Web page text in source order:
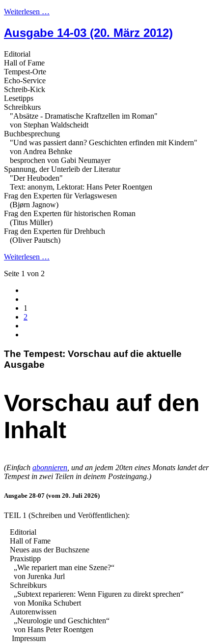
Weiterlesen …
Ausgabe 14-03 (20. März 2012)
Editorial
Hall of Fame
Tempest-Orte
Echo-Service
Schreib-Kick
Lesetipps
Schreibkurs
"Absätze - Dramatische Kraftzellen im Roman"
von Stephan Waldscheidt
Buchbesprechung
"Und was passiert dann? Geschichten erfinden mit Kindern"
von Andrea Behnke
besprochen von Gabi Neumayer
Spannung, der Unterleib der Literatur
"Der Heuboden"
Text: anonym, Lektorat: Hans Peter Roentgen
Frag den Experten für Verlagswesen
(Bjørn Jagnow)
Frag den Experten für historischen Roman
(Titus Müller)
Frag den Experten für Drehbuch
(Oliver Pautsch)
Weiterlesen …
Seite 1 von 2
1
2
The Tempest: Vorschau auf die aktuelle
Ausgabe
Vorschau auf den
Inhalt
(Einfach abonnieren , und an jedem 20ten eines Monats landet der
Tempest in zwei Teilen in deinem Posteingang.)
Ausgabe 28-07 (vom 20. Juli 2026)
TEIL 1 (Schreiben und Veröffentlichen):
Editorial
Hall of Fame
Neues aus der Buchszene
Praxistipp
„Wie repariert man eine Szene?“
von Jurenka Jurl
Schreibkurs
„Subtext reparieren: Wenn Figuren zu direkt sprechen“
von Monika Schubert
Autorenwissen
„Neurologie und Geschichten“
von Hans Peter Roentgen
Impressum